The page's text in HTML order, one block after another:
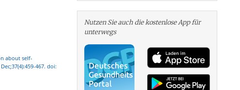
about self-
467. doi:
Nutzen Sie auch die kosten­lose App für
unterwegs